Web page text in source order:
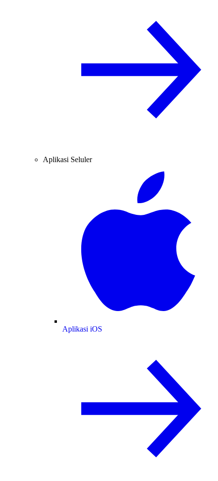
Aplikasi Seluler
Aplikasi iOS